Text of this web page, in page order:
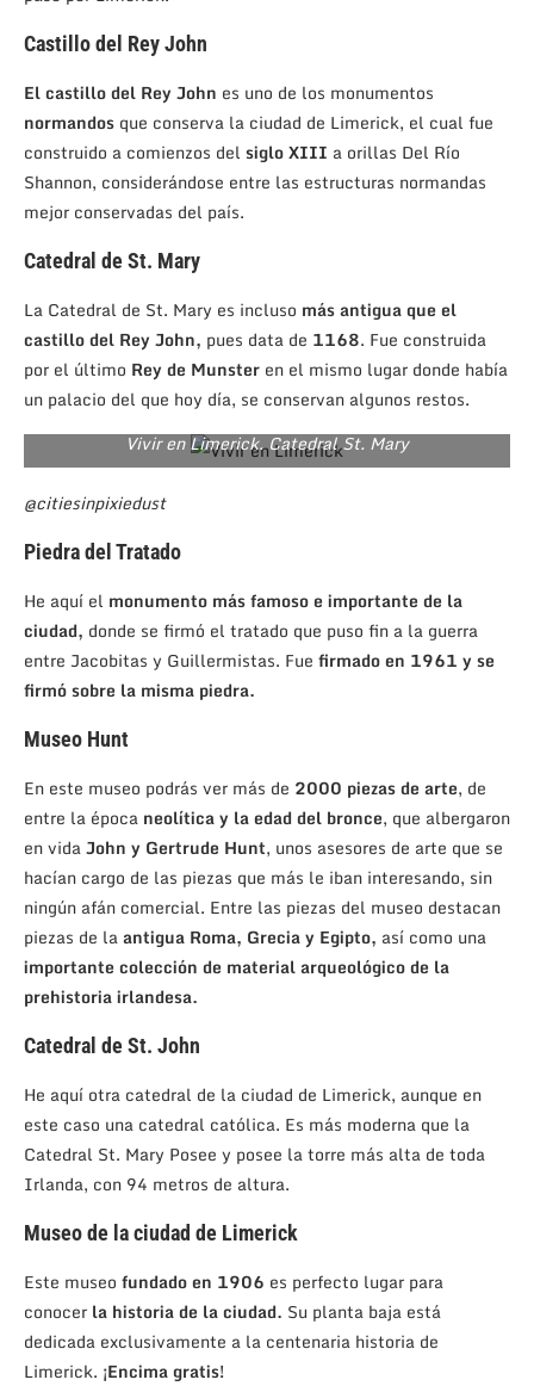
Castillo del Rey John
El castillo del Rey John es uno de los monumentos
normandos que conserva la ciudad de Limerick, el cual fue
construido a comienzos del siglo XIII a orillas Del Río
Shannon, considerándose entre las estructuras normandas
mejor conservadas del país.
Catedral de St. Mary
La Catedral de St. Mary es incluso más antigua que el
castillo del Rey John, pues data de 1168. Fue construida
por el último Rey de Munster en el mismo lugar donde había
un palacio del que hoy día, se conservan algunos restos.
Vivir en Limerick. Catedral St. Mary
@citiesinpixiedust
Piedra del Tratado
He aquí el monumento más famoso e importante de la
ciudad, donde se firmó el tratado que puso fin a la guerra
entre Jacobitas y Guillermistas. Fue firmado en 1961 y se
firmó sobre la misma piedra.
Museo Hunt
En este museo podrás ver más de 2000 piezas de arte, de
entre la época neolítica y la edad del bronce, que albergaron
en vidaJohn y Gertrude Hunt, unos asesores de arte que se
hacían cargo de las piezas que más le iban interesando, sin
ningún afán comercial. Entre las piezas del museo destacan
piezas de laantigua Roma, Grecia y Egipto, así como una
importante colección de material arqueológico de la
prehistoria irlandesa.
Catedral de St. John
He aquí otra catedral de la ciudad de Limerick, aunque en
este caso una catedral católica. Es más moderna que la
Catedral St. Mary Posee y posee la torre más alta de toda
Irlanda, con 94 metros de altura.
Museo de la ciudad de Limerick
Este museo fundado en 1906 es perfecto lugar para
conocer la historia de la ciudad. Su planta baja está
dedicada exclusivamente a la centenaria historia de
Limerick. ¡Encima gratis!